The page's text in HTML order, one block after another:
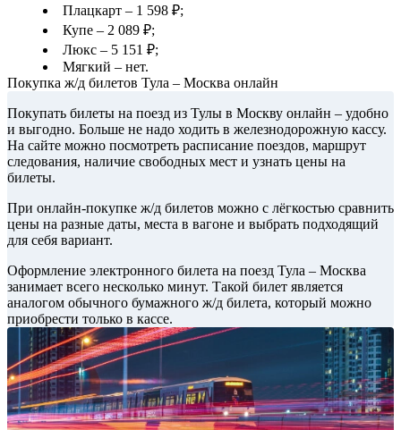
Плацкарт – 1 598 ₽;
Купе – 2 089 ₽;
Люкс – 5 151 ₽;
Мягкий – нет.
Покупка ж/д билетов Тула – Москва онлайн
Покупать билеты на поезд из Тулы в Москву онлайн – удобно
и выгодно. Больше не надо ходить в железнодорожную кассу.
На сайте можно посмотреть расписание поездов, маршрут
следования, наличие свободных мест и узнать цены на
билеты.
При онлайн-покупке ж/д билетов можно с лёгкостью сравнить
цены на разные даты, места в вагоне и выбрать подходящий
для себя вариант.
Оформление электронного билета на поезд Тула – Москва
занимает всего несколько минут. Такой билет является
аналогом обычного бумажного ж/д билета, который можно
приобрести только в кассе.